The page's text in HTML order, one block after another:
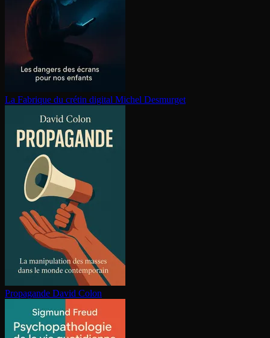
La Fabrique du crétin digital Michel Desmurget
Propagande David Colon